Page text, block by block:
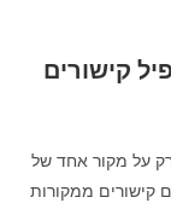
קישורים
על מקור אחד של
קישורים ממקורות